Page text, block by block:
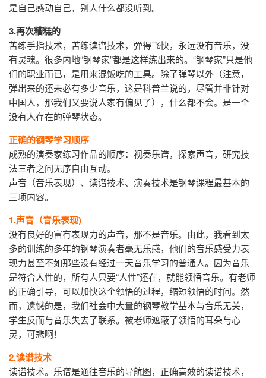
是自己感动自己，别人什么都没听到。
3.再次糟糕的
苦练手指技术，苦练读谱技术，弹得飞快，永远没有音乐，没
有灵魂。很多内地“钢琴家”都是这样练出来的。“钢琴家”只是他
们的职业而已，是用来混饭吃的工具。除了弹琴以外（注意，
弹出来的还未必有多少音乐，这是科普兰说的，尽管并非针对
中国人，那我们又要说人家有偏见了），什么都不会。是一个
没有人存在的弹琴状态。
正确的钢琴学习顺序
成熟的演奏家练习作品的顺序：视奏乐谱，探索声音，研究技
法三者之间无序自由互动。
声音（音乐表现）、读谱技术、演奏技术是钢琴课程最基本的
三项内容。
1.声音（音乐表现)
没有良好的富有表现力的声音，那不是音乐。由此，我看到太
多的训练的多年的钢琴演奏者毫无乐感，他们的音乐感受力表
现力甚至不如那些没有经过一天音乐学习的普通人。因为音乐
是符合人性的，所有人只要“人性”还在，就能领悟音乐。有老师
的正确引导，可以加快这个领悟的过程，缩短领悟的时间。然
而，遗憾的是，我们社会中大量的钢琴教学基本与音乐无关，
学生反而与音乐失去了联系。被老师遮蔽了领悟的耳朵与心
灵，可悲啊！
2.读谱技术
读谱技术。乐谱是通往音乐的导航图，正确高效的读谱技术，